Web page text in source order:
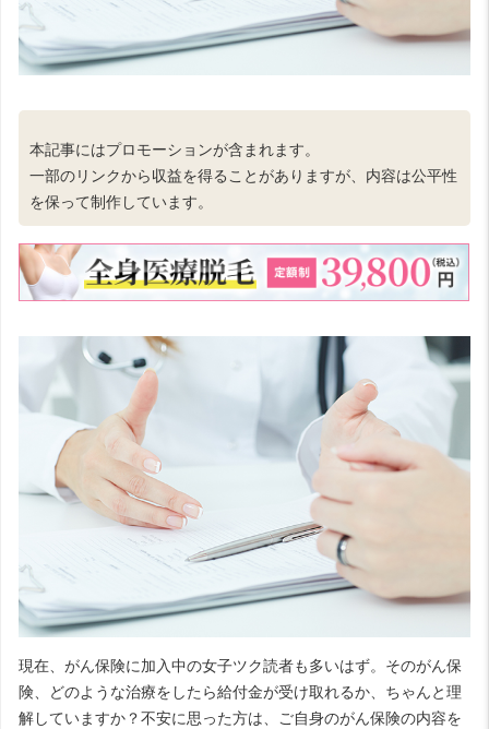
本記事にはプロモーションが含まれます。
一部のリンクから収益を得ることがありますが、内容は公平性
を保って制作しています。
現在、がん保険に加入中の女子ツク読者も多いはず。そのがん保
険、どのような治療をしたら給付金が受け取れるか、ちゃんと理
解していますか？不安に思った方は、ご自身のがん保険の内容を